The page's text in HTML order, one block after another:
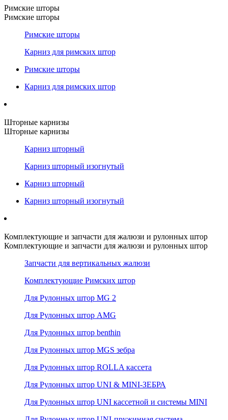
Римские шторы
Римские шторы
Римские шторы
Карниз для римских штор
Римские шторы
Карниз для римских штор
Шторные карнизы
Шторные карнизы
Карниз шторный
Карниз шторный изогнутый
Карниз шторный
Карниз шторный изогнутый
Комплектующие и запчасти для жалюзи и рулонных штор
Комплектующие и запчасти для жалюзи и рулонных штор
Запчасти для вертикальных жалюзи
Комплектующие Римских штор
Для Рулонных штор MG 2
Для Рулонных штор AMG
Для Рулонных штор benthin
Для Рулонных штор MGS зебра
Для Рулонных штор ROLLA кассета
Для Рулонных штор UNI & MINI-ЗЕБРА
Для Рулонных штор UNI кассетной и системы MINI